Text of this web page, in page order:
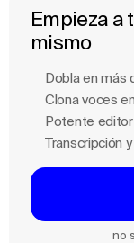
Empieza a
mismo
Dobla en más
Clona voces
Potente editor
Transcripción
no